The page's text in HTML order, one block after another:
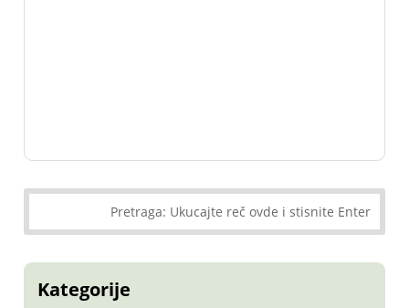
Kategorije